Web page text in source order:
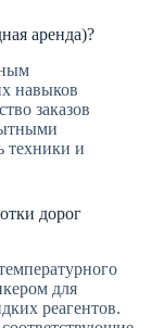
аренда)?
навыков
заказов
техники и
дорог
для
реагентов.